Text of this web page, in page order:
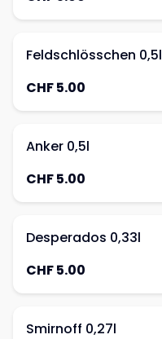
Feldschlösschen 0,5l
CHF 5.00
Anker 0,5l
CHF 5.00
Desperados 0,33l
CHF 5.00
Smirnoff 0,27l